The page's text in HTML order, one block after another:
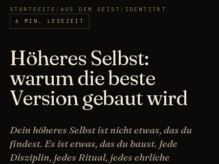
STARTSEITE / AUS DEM GEIST / IDENTITÄT
6 MIN. LESEZEIT
Höheres Selbst:
warum die beste
Version gebaut wird
Dein höheres Selbst ist nicht etwas, das du
findest. Es ist etwas, das du baust. Jede
Disziplin, jedes Ritual, jedes ehrliche